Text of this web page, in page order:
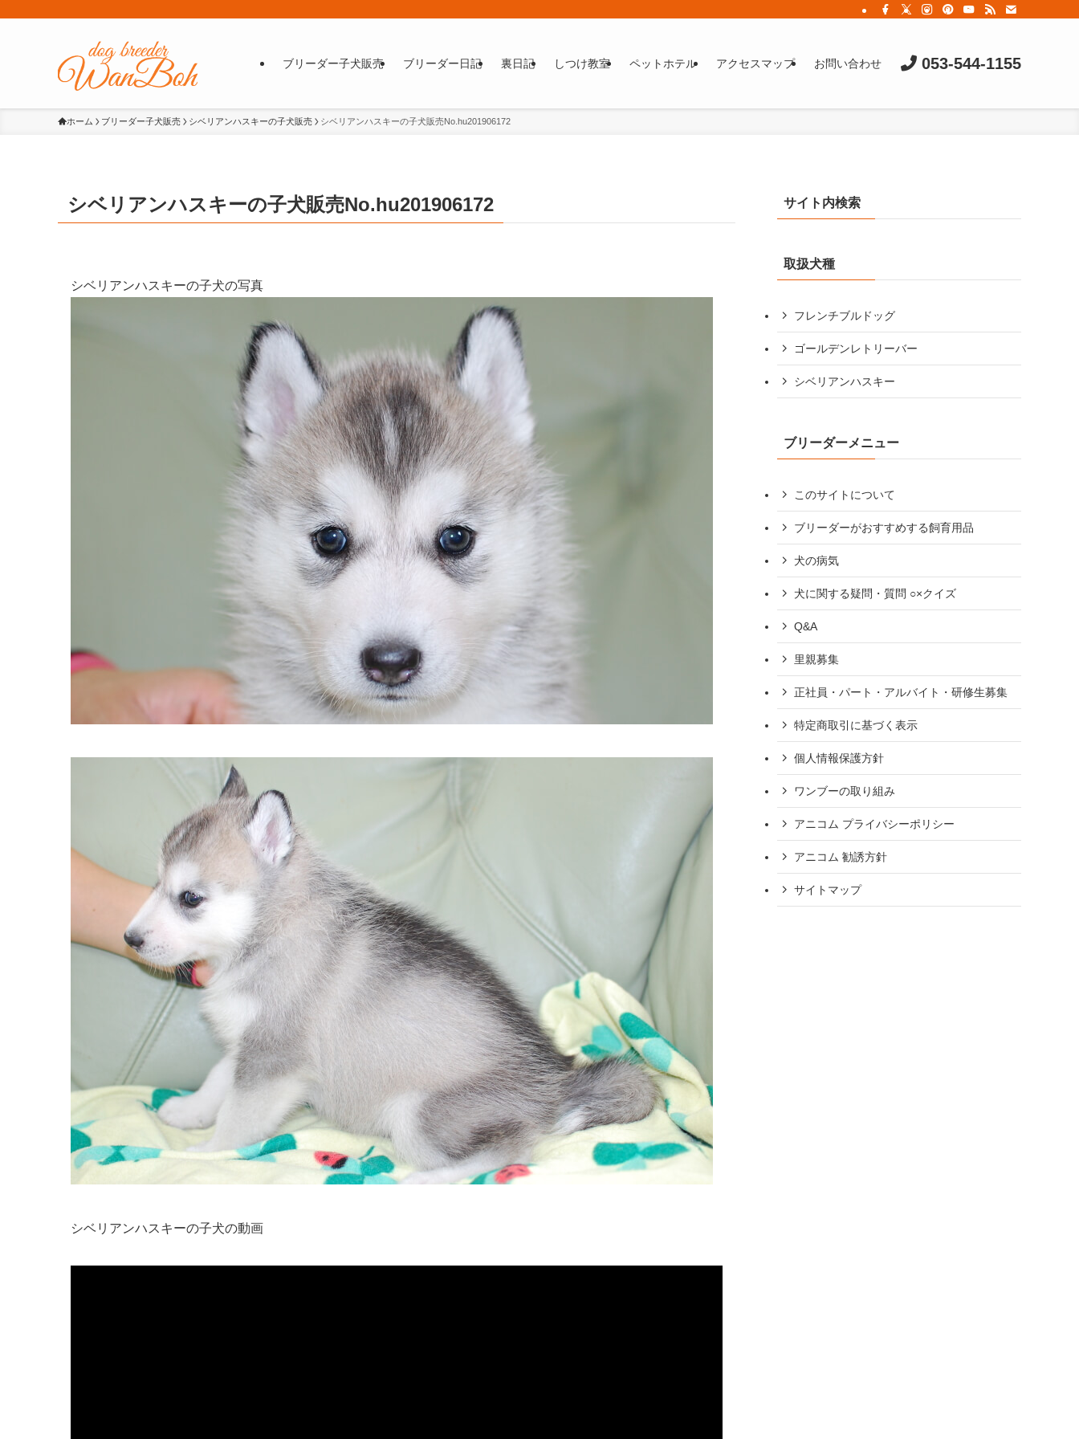
ブリーダー子犬販売 ブリーダー日記 裏日記 しつけ教室 ペットホテル アクセスマップ お問い合わせ 053-544-1155
ホーム ブリーダー子犬販売 シベリアンハスキーの子犬販売 シベリアンハスキーの子犬販売No.hu201906172
シベリアンハスキーの子犬販売No.hu201906172
シベリアンハスキーの子犬の写真
シベリアンハスキーの子犬の動画
サイト内検索
取扱犬種
フレンチブルドッグ
ゴールデンレトリーバー
シベリアンハスキー
ブリーダーメニュー
このサイトについて
ブリーダーがおすすめする飼育用品
犬の病気
犬に関する疑問・質問 ○×クイズ
Q&A
里親募集
正社員・パート・アルバイト・研修生募集
特定商取引に基づく表示
個人情報保護方針
ワンブーの取り組み
アニコム プライバシーポリシー
アニコム 勧誘方針
サイトマップ